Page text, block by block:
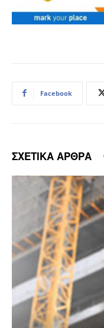
Facebook
ΣΧΕΤΙΚΑ ΑΡΘΡΑ